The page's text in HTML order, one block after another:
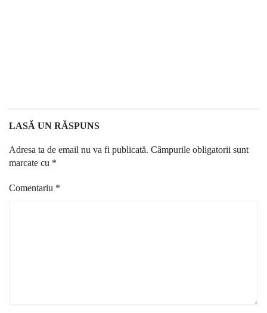
LASĂ UN RĂSPUNS
Adresa ta de email nu va fi publicată. Câmpurile obligatorii sunt
marcate cu *
Comentariu *